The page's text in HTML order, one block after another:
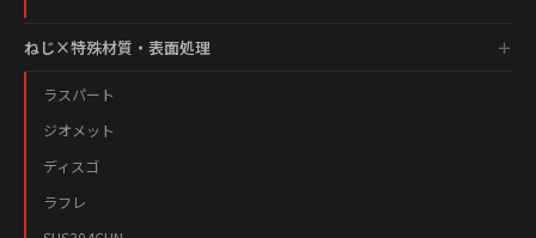
ねじ×特殊材質・表面処理
ラスパート
ジオメット
ディスゴ
ラフレ